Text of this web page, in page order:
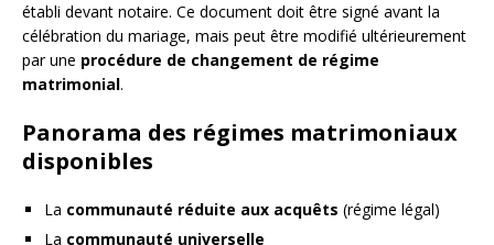
établi devant notaire. Ce document doit être signé avant la
célébration du mariage, mais peut être modifié ultérieurement
par une procédure de changement de régime
matrimonial.
Panorama des régimes matrimoniaux
disponibles
La communauté réduite aux acquêts (régime légal)
La communauté universelle